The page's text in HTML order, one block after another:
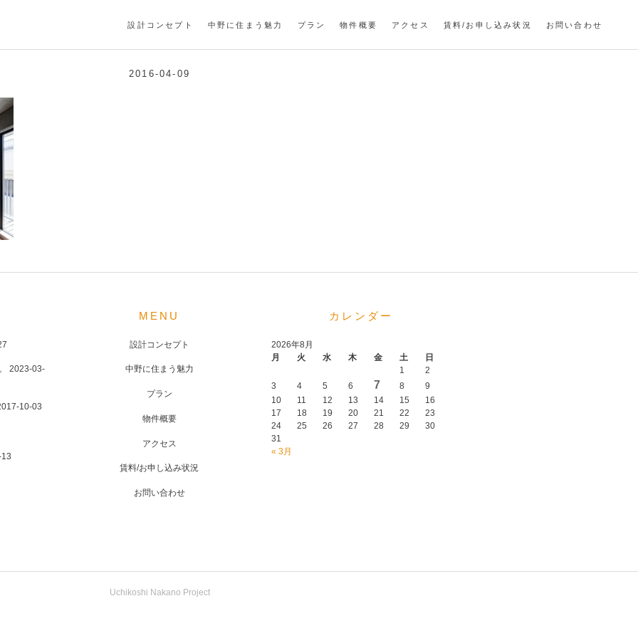
設計コンセプト 中野に住まう魅力 プラン 物件概要 アクセス 賃料/お申し込み状況 お問い合わせ
HAN_NAKANO_T_05
2016-04-09
2023-03-
10-03
MENU
設計コンセプト
中野に住まう魅力
プラン
物件概要
アクセス
賃料/お申し込み状況
お問い合わせ
カレンダー
2026年8月
月
火 水 木 金 土 日
« 3月
1
2
3
4 5 6 7 8
9
10
11 12 13 14 15
16
17
18 19 20 21 22
23
24
25 26 27 28 29
30
31
Uchikoshi Nakano Project